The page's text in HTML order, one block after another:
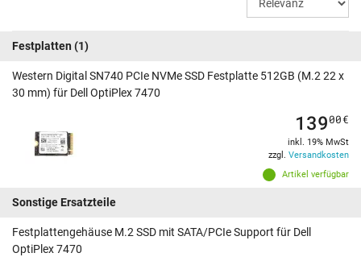
Festplatten (1)
Western Digital SN740 PCIe NVMe SSD Festplatte 512GB (M.2 22 x
30 mm) für Dell OptiPlex 7470
Artikel verfügbar
13900€
inkl. 19% MwSt
zzgl. Versandkosten
Sonstige Ersatzteile
Festplattengehäuse M.2 SSD mit SATA/PCIe Support für Dell
OptiPlex 7470